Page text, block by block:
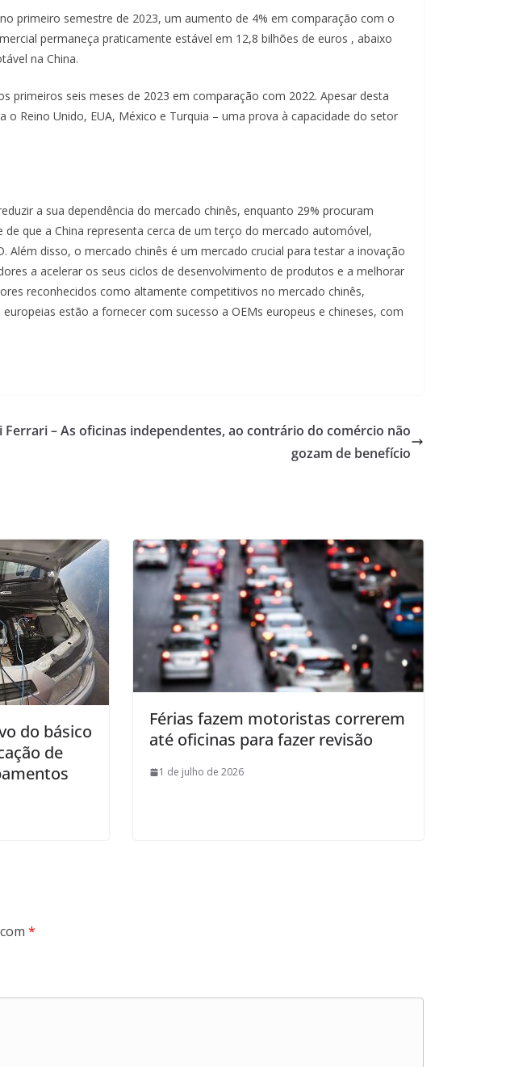
primeiro semestre de 2023, um aumento de 4% em comparação com o
permaneça praticamente estável em 12,8 bilhões de euros , abaixo
na China.
primeiros seis meses de 2023 em comparação com 2022. Apesar desta
Reino Unido, EUA, México e Turquia – uma prova à capacidade do setor
a sua dependência do mercado chinês, enquanto 29% procuram
que a China representa cerca de um terço do mercado automóvel,
disso, o mercado chinês é um mercado crucial para testar a inovação
a acelerar os seus ciclos de desenvolvimento de produtos e a melhorar
reconhecidos como altamente competitivos no mercado chinês,
estão a fornecer com sucesso a OEMs europeus e chineses, com
Ferrari – As oficinas independentes, ao contrário do comércio não
gozam de benefício
do básico
de
Férias fazem motoristas correrem
até oficinas para fazer revisão
1 de julho de 2026
*